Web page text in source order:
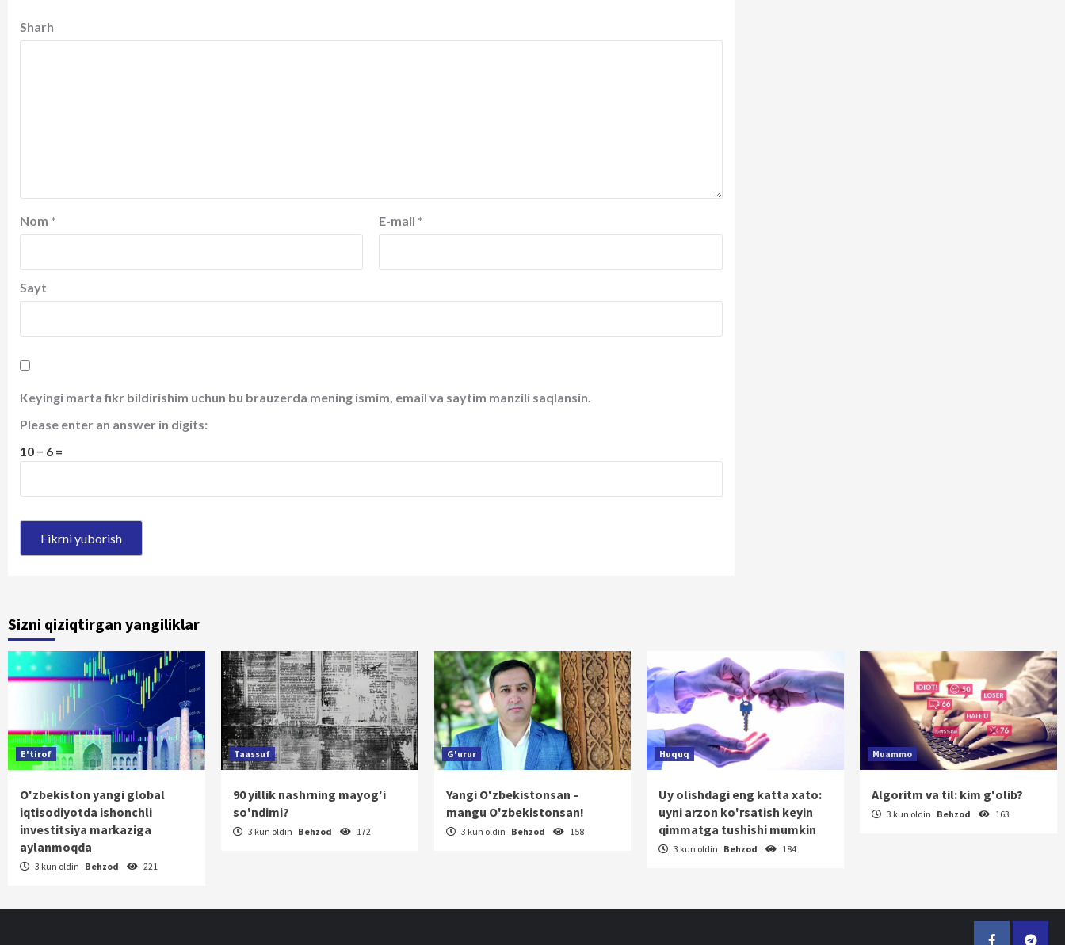
Sharh
Nom * E-mail *
Sayt
Keyingi marta fikr bildirishim uchun bu brauzerda mening ismim, email va saytim manzili saqlansin.
Please enter an answer in digits:
10 − 6 =
Sizni qiziqtirgan yangiliklar
E'tirof
O'zbekiston yangi global
iqtisodiyotda ishonchli
investitsiya markaziga
aylanmoqda
3 kun oldin Behzod 221
Taassuf
90 yillik nashrning mayog'i
so'ndimi?
3 kun oldin Behzod 172
G'urur
Yangi O'zbekistonsan –
mangu O'zbekistonsan!
3 kun oldin Behzod 158
Huquq
Uy olishdagi eng katta xato:
uyni arzon ko'rsatish keyin
qimmatga tushishi mumkin
3 kun oldin Behzod 184
Muammo
Algoritm va til: kim g'olib?
3 kun oldin Behzod 163
Facebook